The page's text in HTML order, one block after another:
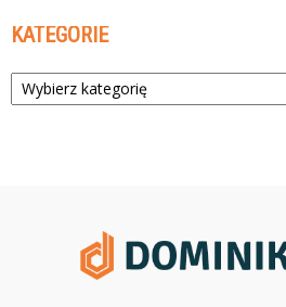
KATEGORIE
Kategorie